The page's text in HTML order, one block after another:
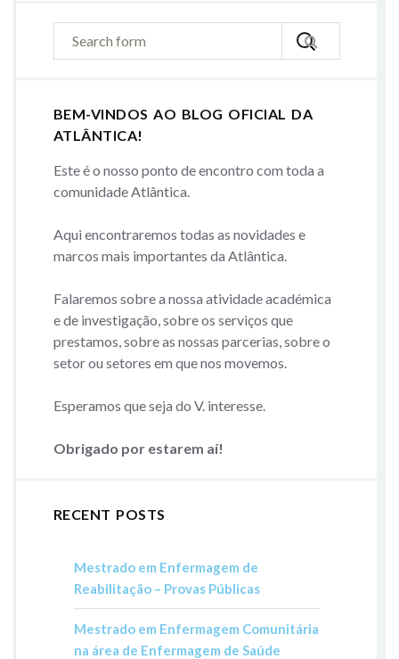
BEM-VINDOS AO BLOG OFICIAL DA
ATLÂNTICA!
Este é o nosso ponto de encontro com toda a
comunidade Atlântica.
Aqui encontraremos todas as novidades e
marcos mais importantes da Atlântica.
Falaremos sobre a nossa atividade académica
e de investigação, sobre os serviços que
prestamos, sobre as nossas parcerias, sobre o
setor ou setores em que nos movemos.
Esperamos que seja do V. interesse.
Obrigado por estarem aí!
RECENT POSTS
Mestrado em Enfermagem de
Reabilitação – Provas Públicas
Mestrado em Enfermagem Comunitária
na área de Enfermagem de Saúde